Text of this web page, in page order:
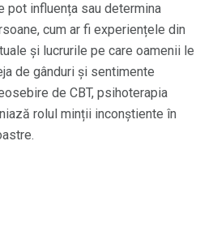
pot influența sau determina
cum ar fi experiențele din
și lucrurile pe care oamenii le
de gânduri și sentimente
de CBT, psihoterapia
rolul minții inconștiente în